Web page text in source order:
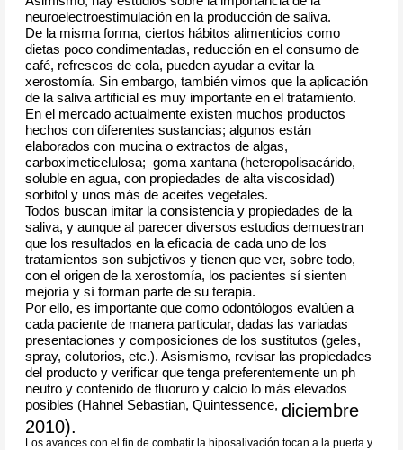
neuroelectroestimulación en la producción de saliva.
De la misma forma, ciertos hábitos alimenticios como
dietas poco condimentadas, reducción en el consumo de
café, refrescos de cola, pueden ayudar a evitar la
xerostomía. Sin embargo, también vimos que la aplicación
de la saliva artificial es muy importante en el tratamiento.
En el mercado actualmente existen muchos productos
hechos con diferentes sustancias; algunos están
elaborados con mucina o extractos de algas,
carboximeticelulosa; goma xantana (heteropolisacárido,
soluble en agua, con propiedades de alta viscosidad)
sorbitol y unos más de aceites vegetales.
Todos buscan imitar la consistencia y propiedades de la
saliva, y aunque al parecer diversos estudios demuestran
que los resultados en la eficacia de cada uno de los
tratamientos son subjetivos y tienen que ver, sobre todo,
con el origen de la xerostomía, los pacientes sí sienten
mejoría y sí forman parte de su terapia.
Por ello, es importante que como odontólogos evalúen a
cada paciente de manera particular, dadas las variadas
presentaciones y composiciones de los sustitutos (geles,
spray, colutorios, etc.). Asismismo, revisar las propiedades
del producto y verificar que tenga preferentemente un ph
neutro y contenido de fluoruro y calcio lo más elevados
posibles (Hahnel Sebastian, Quintessence, diciembre
2010).
Los avances con el fin de combatir la hiposalivación tocan a la puerta y